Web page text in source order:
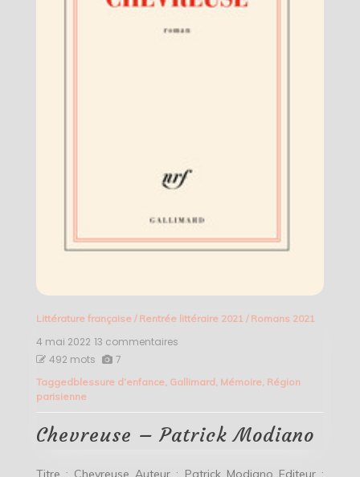
Littérature française/ Rentrée littéraire 2021 / Romans 2021
4 mai 2022 13 commentaires
Patrick
492 mots 7
Taggedblessure d’enfance, Gallimard Mémoire, Région
parisienne
Chevreuse – Patrick Modiano
Titre : Chevreuse Auteur : Patrick Modiano Editeur :